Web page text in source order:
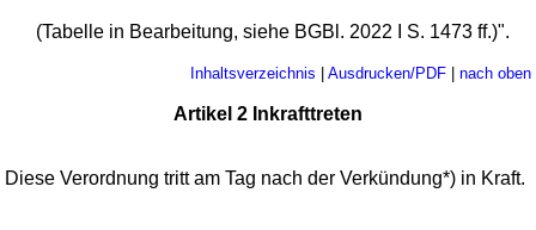
(Tabelle in Bearbeitung, siehe BGBl. 2022 I S. 1473 ff.)".
Inhaltsverzeichnis | Ausdrucken/PDF| nach oben
Artikel 2 Inkrafttreten
Diese Verordnung tritt am Tag nach der Verkündung*) in Kraft.